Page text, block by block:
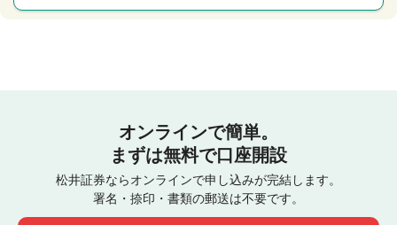
オンラインで簡単。
まずは無料で口座開設
松井証券ならオンラインで申し込みが完結します。
署名・捺印・書類の郵送は不要です。